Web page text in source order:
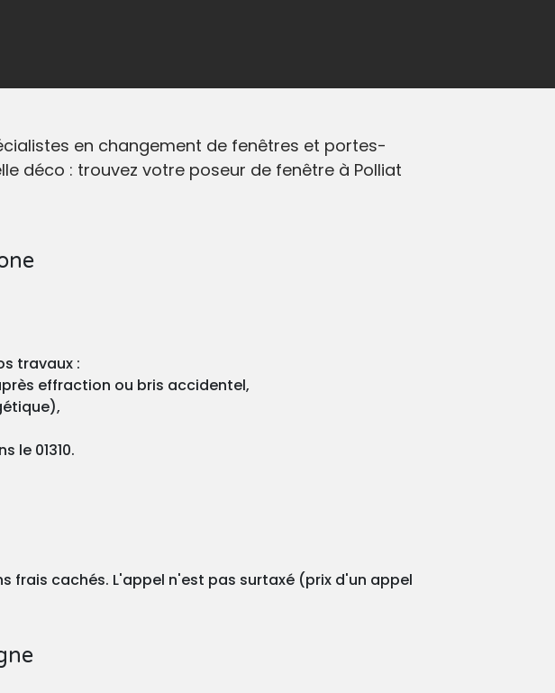
en changement de fenêtres et portes-
déco : trouvez votre poseur de fenêtre à Polliat
travaux :
effraction ou bris accidentel,
le 01310.
frais cachés. L'appel n'est pas surtaxé (prix d'un appel